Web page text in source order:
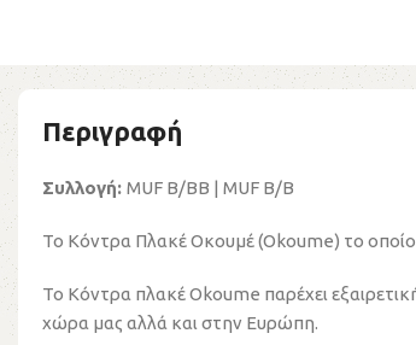
Περιγραφή
Συλλογή: MUF B/BB | MUF B/B
Το Κόντρα Πλακέ Οκουμέ (Okoume) το οποίο
Το Κόντρα πλακέ Okoume παρέχει
χώρα μας αλλά και στην Ευρώπη.